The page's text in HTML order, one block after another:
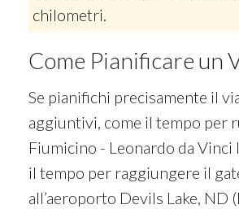
chilometri.
Come Pianificare un
Se pianifichi precisamente il
aggiuntivi, come il tempo per
Fiumicino - Leonardo da Vinci
il tempo per raggiungere il
all’aeroporto Devils Lake, ND